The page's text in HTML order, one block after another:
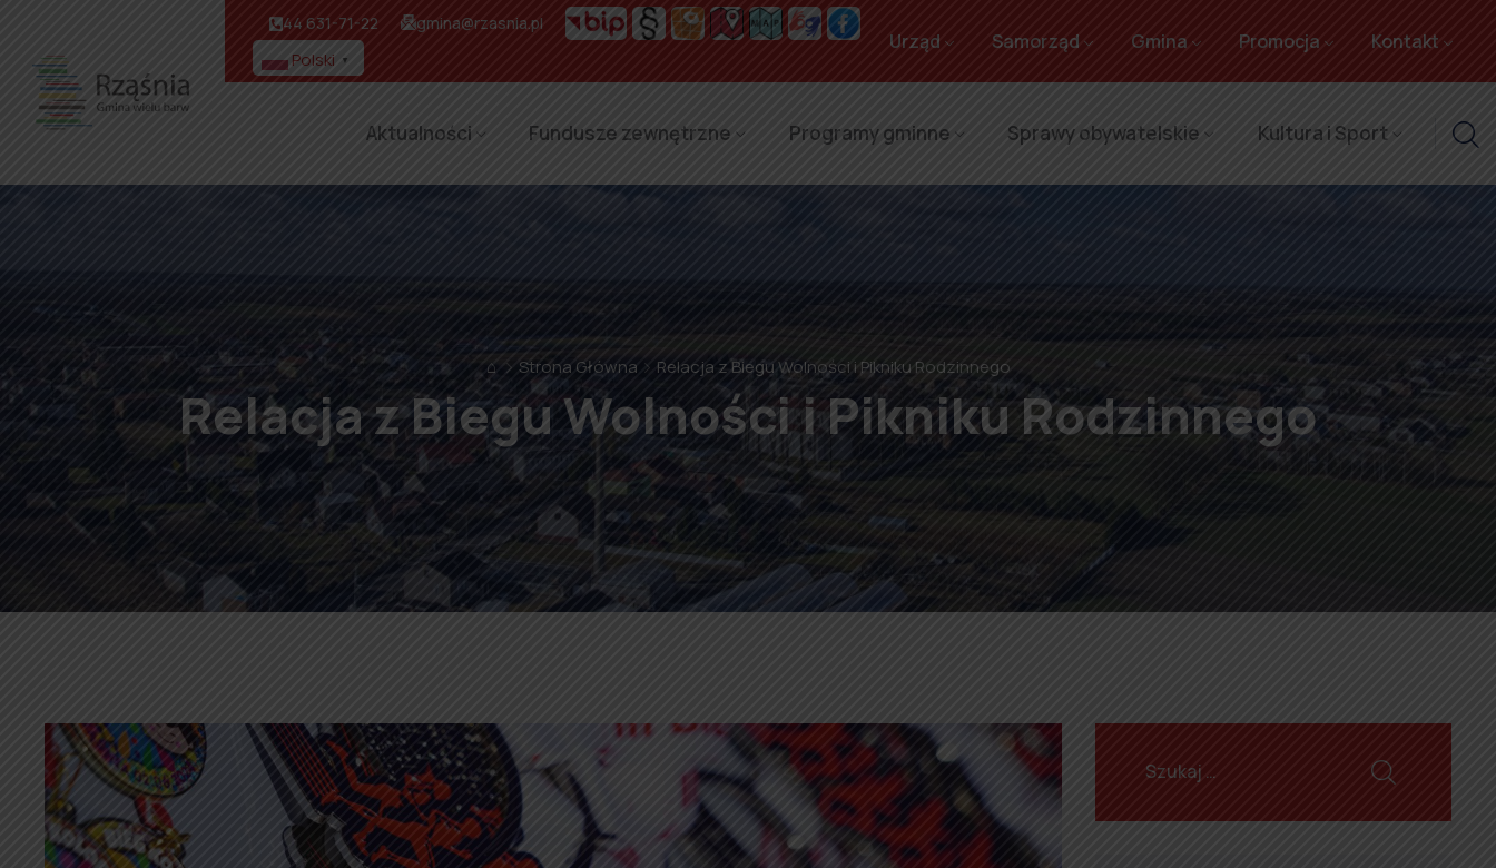
44 631-71-22 gmina@rzasnia.pl
Polski ▼
Urząd Samorząd Gmina Promocja Kontakt
Aktualności Fundusze zewnętrzne Programy gminne Sprawy obywatelskie Kultura i Sport
⌂ Strona Główna Relacja z Biegu Wolności i Pikniku Rodzinnego
Relacja z Biegu Wolności i Pikniku Rodzinnego